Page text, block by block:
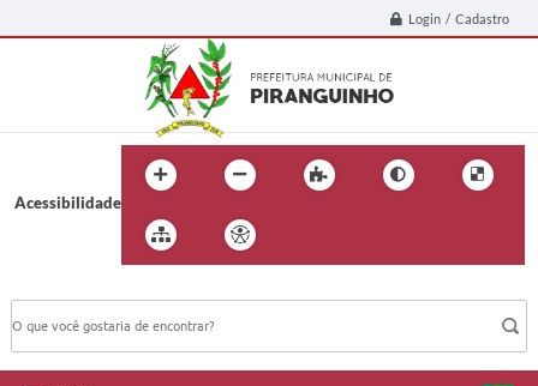
Login / Cadastro
Acessibilidade